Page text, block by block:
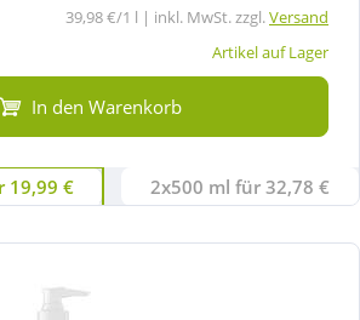
39,98 €/1 l | inkl. MwSt. zzgl.Versand
Artikel auf Lager
In den Warenkorb
19,99 € 2x500 ml für 32,78 €